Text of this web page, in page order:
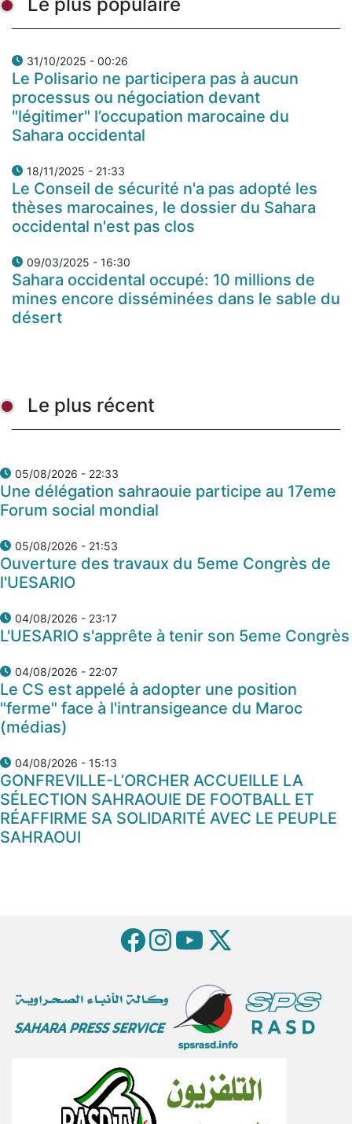
31/10/2025 - 00:26
Le Polisario ne participera pas à aucun
processus ou négociation devant
"légitimer" l’occupation marocaine du
Sahara occidental
18/11/2025 - 21:33
Le Conseil de sécurité n'a pas adopté les
thèses marocaines, le dossier du Sahara
occidental n'est pas clos
09/03/2025 - 16:30
Sahara occidental occupé: 10 millions de
mines encore disséminées dans le sable du
désert
Le plus récent
05/08/2026 - 22:33
Une délégation sahraouie participe au 17eme
Forum social mondial
05/08/2026 - 21:53
Ouverture des travaux du 5eme Congrès de
l'UESARIO
04/08/2026 - 23:17
L'UESARIO s'apprête à tenir son 5eme Congrès
04/08/2026 - 22:07
Le CS est appelé à adopter une position
"ferme" face à l'intransigeance du Maroc
(médias)
04/08/2026 - 15:13
GONFREVILLE-L’ORCHER ACCUEILLE LA
SÉLECTION SAHRAOUIE DE FOOTBALL ET
RÉAFFIRME SA SOLIDARITÉ AVEC LE PEUPLE
SAHRAOUI